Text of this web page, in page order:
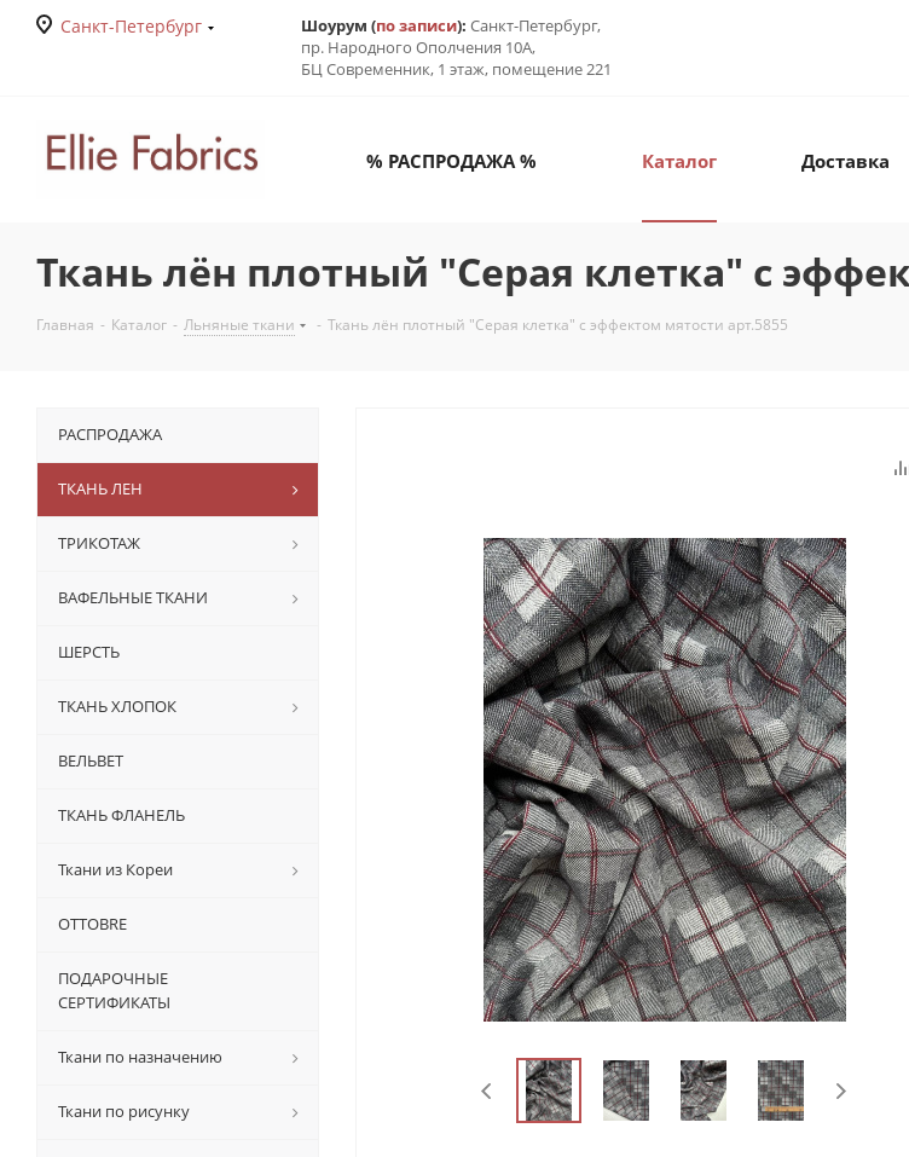
Санкт-Петербург Шоурум (по записи): Санкт-Петербург,
пр. Народного Ополчения 10А,
БЦ Современник, 1 этаж, помещение 221
% РАСПРОДАЖА % Каталог Доставка
Ткань лён плотный "Серая клетка" с
Главная - Каталог - Льняные ткани - Ткань лён плотный "Серая клетка" с эффектом мятости арт.5855
РАСПРОДАЖА
ТКАНЬ ЛЕН
ТРИКОТАЖ
ВАФЕЛЬНЫЕ ТКАНИ
ШЕРСТЬ
ТКАНЬ ХЛОПОК
ВЕЛЬВЕТ
ТКАНЬ ФЛАНЕЛЬ
Ткани из Кореи
OTTOBRE
ПОДАРОЧНЫЕ
СЕРТИФИКАТЫ
Ткани по назначению
Ткани по рисунку